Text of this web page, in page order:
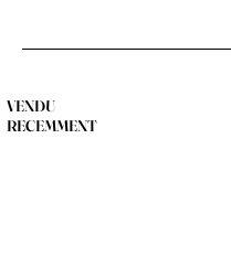
VENDU
RECEMMENT